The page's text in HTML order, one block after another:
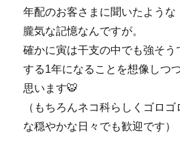
年配のお客さまに聞いたような
朧気な記憶なんですが。
確かに寅は干支の中でも強そう
する1年になることを想像しつ
思います🐯
（もちろんネコ科らしくゴロ
な穏やかな日々でも歓迎です）